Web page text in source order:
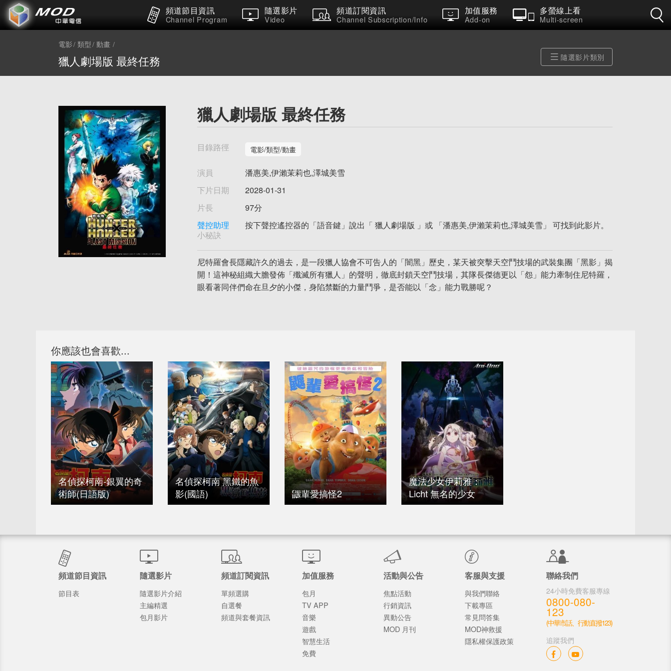
頻道節目資訊
Channel Program
隨選影片
Video
頻道訂閱資訊
Channel Subscription/Info
加值服務
Add-on
多螢線上看
Multi-screen
電影 類型 動畫
獵人劇場版 最終任務 隨選影片類別
獵人劇場版 最終任務
目錄路徑 電影/類型/動畫
演員
潘惠美,伊瀨茉莉也,澤城美雪
下片日期
2028-01-31
片長
97分
聲控助理
小秘訣
按下聲控遙控器的「語音鍵」說出「 獵人劇場版 」或 「潘惠美,伊瀨茉莉也,澤城美雪」 可找到此影片。
尼特羅會長隱藏許久的過去，是一段獵人協會不可告人的「闇黑」歷史，某天被突擊天空鬥技場的武裝集團「黑影」揭
開！這神秘組織大膽發佈「殲滅所有獵人」的聲明，徹底封鎖天空鬥技場，其隊長傑德更以「怨」能力牽制住尼特羅，
眼看著同伴們命在旦夕的小傑，身陷禁斷的力量鬥爭，是否能以「念」能力戰勝呢？
你應該也會喜歡...
名偵探柯南-銀翼的奇
術師(日語版)
名偵探柯南 黑鐵的魚
影(國語)
鼴輩愛搞怪2
魔法少女伊莉雅：
Licht 無名的少女
頻道節目資訊
節目表
隨選影片
隨選影片介紹
主編精選
包月影片
頻道訂閱資訊
單頻選購
自選餐
頻道與套餐資訊
加值服務
包月
TV APP
音樂
遊戲
智慧生活
免費
活動與公告
焦點活動
行銷資訊
異動公告
MOD 月刊
客服與支援
與我們聯絡
下載專區
常見問答集
MOD神救援
隱私權保護政策
聯絡我們
24小時免費客服專線
0800-080-
123
(中華市話、行動直撥123)
追蹤我們